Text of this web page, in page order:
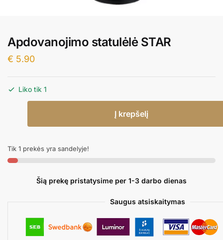
Apdovanojimo statulėlė STAR
€ 5.90
Liko tik 1
Apdovanojimo
STAR
Į krepšelį
Tik 1 prekės yra sandelyje!
Šią prekę pristatysime per 1-3 darbo dienas
Saugus atsiskaitymas